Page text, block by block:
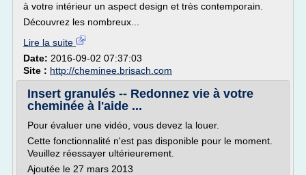
à votre intérieur un aspect design et très contemporain.
Découvrez les nombreux...
Lire la suite
Date: 2016-09-02 07:37:03
Site : http://cheminee.brisach.com
Insert granulés -- Redonnez vie à votre
cheminée à l'aide ...
Pour évaluer une vidéo, vous devez la louer.
Cette fonctionnalité n'est pas disponible pour le moment.
Veuillez réessayer ultérieurement.
Ajoutée le 27 mars 2013